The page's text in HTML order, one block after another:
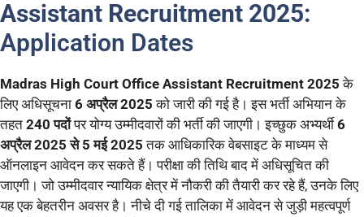
Assistant Recruitment 2025:
Application Dates
Madras High Court Office Assistant Recruitment 2025 के
लिए अधिसूचना 6 अप्रैल 2025 को जारी की गई है। इस भर्ती अभियान के
तहत 240 पदोंपर योग्य उम्मीदवारों की भर्ती की जाएगी। इच्छुक अभ्यर्थी 6
अप्रैल 2025 से 5 मई 2025 तक आधिकारिक वेबसाइट के माध्यम से
ऑनलाइन आवेदन कर सकते हैं। परीक्षा की तिथि बाद में अधिसूचित की
जाएगी। जो उम्मीदवार न्यायिक क्षेत्र में नौकरी की तैयारी कर रहे हैं, उनके लिए
यह एक बेहतरीन अवसर है। नीचे दी गई तालिका में आवेदन से जुड़ी महत्वपूर्ण